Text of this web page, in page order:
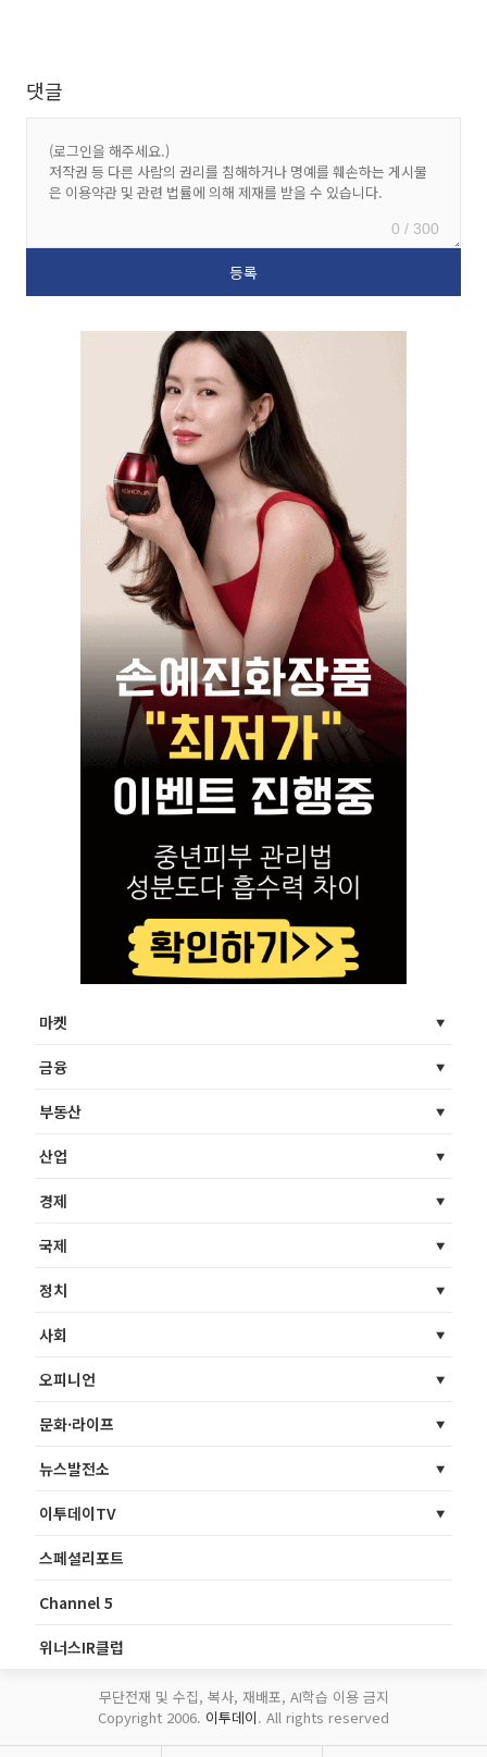
댓글
0 / 300
마켓
금융
부동산
산업
경제
국제
정치
사회
오피니언
문화·라이프
뉴스발전소
이투데이TV
스페셜리포트
Channel 5
위너스IR클럽
무단전재 및 수집, 복사, 재배포, AI학습 이용 금지
Copyright 2006. 이투데이. All rights reserved